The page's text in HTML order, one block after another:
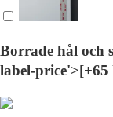
Borrade hål och
label-